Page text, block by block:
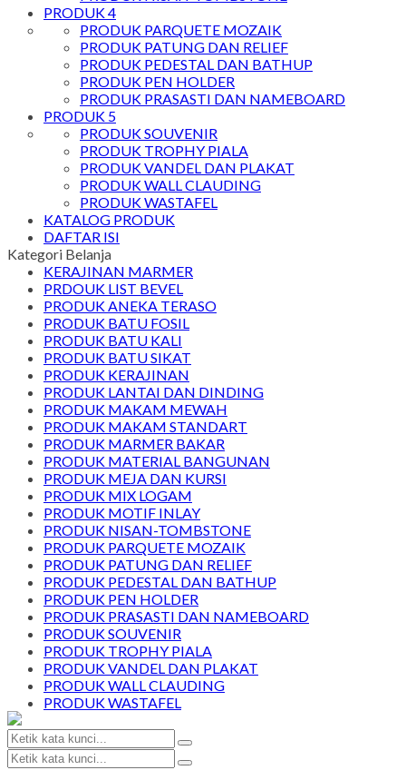
PRODUK 4
PRODUK PARQUETE MOZAIK
PRODUK PATUNG DAN RELIEF
PRODUK PEDESTAL DAN BATHUP
PRODUK PEN HOLDER
PRODUK PRASASTI DAN NAMEBOARD
PRODUK 5
PRODUK SOUVENIR
PRODUK TROPHY PIALA
PRODUK VANDEL DAN PLAKAT
PRODUK WALL CLAUDING
PRODUK WASTAFEL
KATALOG PRODUK
DAFTAR ISI
Kategori Belanja
KERAJINAN MARMER
PRDOUK LIST BEVEL
PRODUK ANEKA TERASO
PRODUK BATU FOSIL
PRODUK BATU KALI
PRODUK BATU SIKAT
PRODUK KERAJINAN
PRODUK LANTAI DAN DINDING
PRODUK MAKAM MEWAH
PRODUK MAKAM STANDART
PRODUK MARMER BAKAR
PRODUK MATERIAL BANGUNAN
PRODUK MEJA DAN KURSI
PRODUK MIX LOGAM
PRODUK MOTIF INLAY
PRODUK NISAN-TOMBSTONE
PRODUK PARQUETE MOZAIK
PRODUK PATUNG DAN RELIEF
PRODUK PEDESTAL DAN BATHUP
PRODUK PEN HOLDER
PRODUK PRASASTI DAN NAMEBOARD
PRODUK SOUVENIR
PRODUK TROPHY PIALA
PRODUK VANDEL DAN PLAKAT
PRODUK WALL CLAUDING
PRODUK WASTAFEL